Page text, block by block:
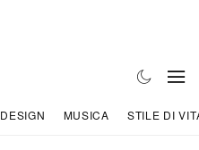
DESIGN MUSICA STILE DI